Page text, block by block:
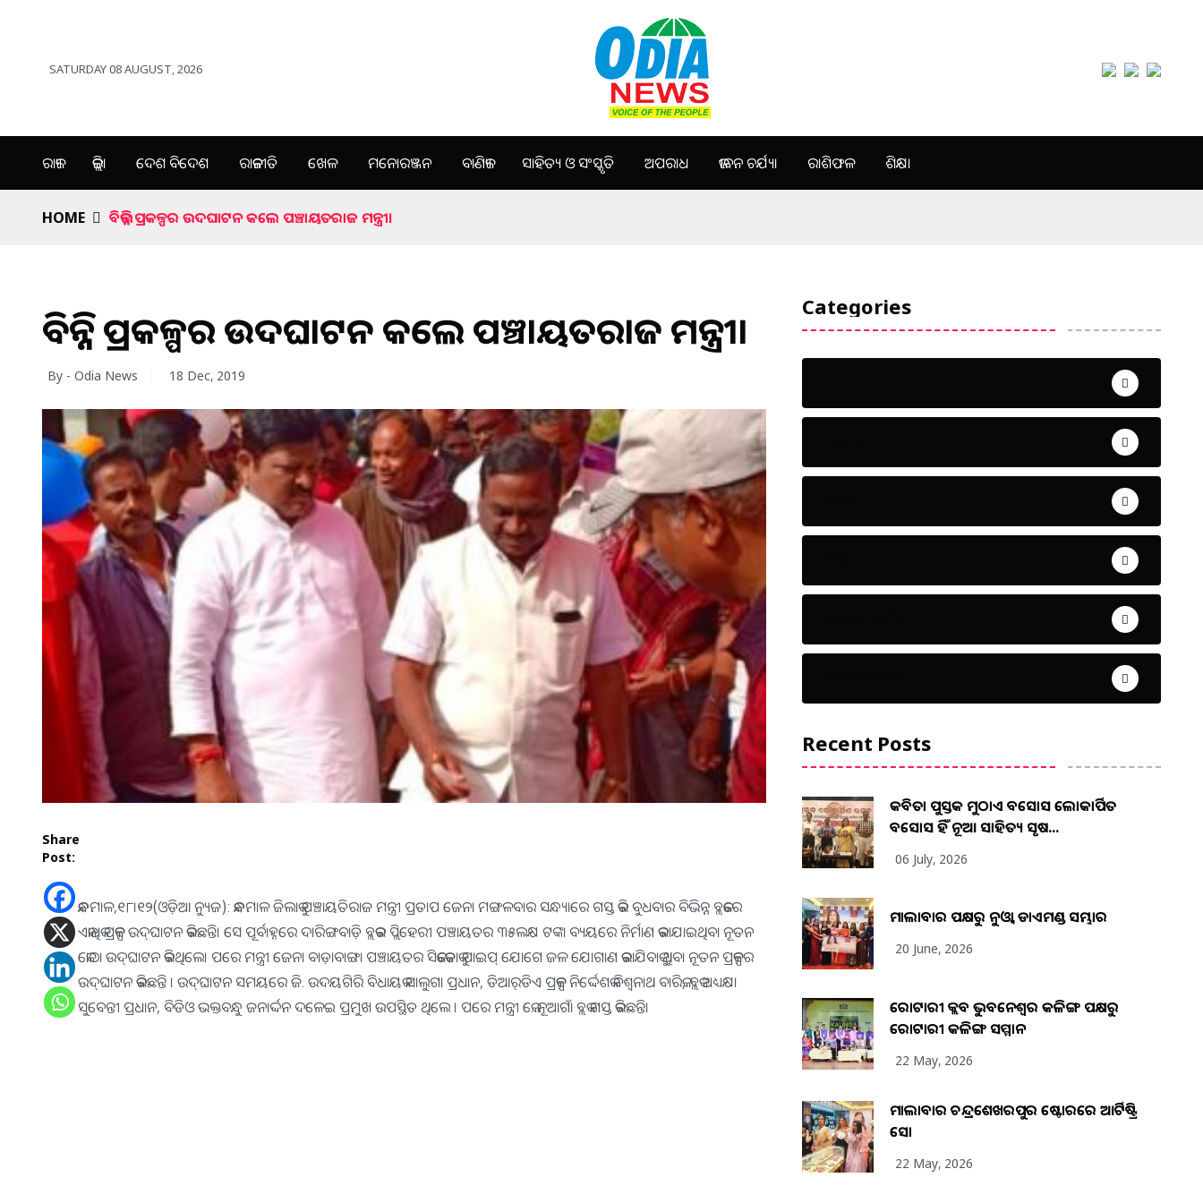
SATURDAY 08 AUGUST, 2026
ରାଜ୍ୟ ଜିଲ୍ଲା ଦେଶ ବିଦେଶ ରାଜନୀତି ଖେଳ ମନୋରଞ୍ଜନ ବାଣିଜ୍ୟ ସାହିତ୍ୟ ଓ ସଂସ୍କୃତି ଅପରାଧ ଜୀବନ ଚର୍ଯ୍ୟା ରାଶିଫଳ ଶିକ୍ଷା
HOME ବିଭିନ୍ନ ପ୍ରକଳ୍ପର ଉଦଘାଟନ କଲେ ପଞ୍ଚାୟତରାଜ ମନ୍ତ୍ରୀ।
ବିଭିନ୍ନ ପ୍ରକଳ୍ପର ଉଦଘାଟନ କଲେ ପଞ୍ଚାୟତରାଜ ମନ୍ତ୍ରୀ।
By - Odia News 18 Dec, 2019
Share
Post:
କନ୍ଧମାଳ,୧୮।୧୨(ଓଡ଼ିଆ ନ୍ୟୁଜ): କନ୍ଧମାଳ ଜିଲାକୁ ପଞ୍ଚାୟତିରାଜ ମନ୍ତ୍ରୀ ପ୍ରତାପ ଜେନା ମଙ୍ଗଳବାର ସନ୍ଧ୍ୟାରେ ଗସ୍ତ କରି ବୁଧବାର ବିଭିନ୍ନ ବ୍ଲକରେ
ଏକାଧିକ ପ୍ରକଳ୍ପ ଉଦ୍‌ଘାଟନ କରିଛନ୍ତି। ସେ ପୂର୍ବାହ୍ନରେ ଦାରିଙ୍ଗବାଡ଼ି ବ୍ଲକର ପ୍ଲିହେରୀ ପଞ୍ଚାୟତର ୩୫ଲକ୍ଷ ଟଙ୍କା ବ୍ୟୟରେ ନିର୍ମାଣ କରାଯାଇଥିବା ନୂତନ
କୋଠା ଉଦ୍‌ଘାଟନ କରିଥିଲେ। ପରେ ମନ୍ତ୍ରୀ ଜେନା ବାଡ଼ାବାଙ୍ଗା ପଞ୍ଚାୟତର ସିକକେତାକୁ ପାଇପ୍‌ ଯୋଗେ ଜଳ ଯୋଗାଣ କରାଯିବାକୁ ଥିବା ନୂତନ ପ୍ରକଳ୍ପର
ଉଦ୍‌ଘାଟନ କରିଛନ୍ତି । ଉଦ୍‌ଘାଟନ ସମୟରେ ଜି. ଉଦୟଗିରି ବିଧାୟକ ସାଲୁଗା ପ୍ରଧାନ, ଡିଆର୍‌ଡିଏ ପ୍ରକଳ୍ପ ନିର୍ଦ୍ଦେଶକ ବିଶ୍ବନାଥ ବାରିକ, ବ୍ଲକ ଅଧ୍ୟକ୍ଷା
ସୁବେନ୍ତୀ ପ୍ରଧାନ, ବିଡିଓ ଭକ୍ତବନ୍ଧୁ ଜନାର୍ଦ୍ଦନ ଦଳେଇ ପ୍ରମୁଖ ଉପସ୍ଥିତ ଥିଲେ । ପରେ ମନ୍ତ୍ରୀ କେ. ନୂଆଗାଁ ବ୍ଲକ ଗସ୍ତ କରିଛନ୍ତି।
Categories
Recent Posts
କବିତା ପୁସ୍ତକ ମୁଠାଏ ଅବସୋସ ଲୋକାର୍ପିତ
ଅବସୋସ ହିଁ ନୂଆ ସାହିତ୍ୟ ସୃଷ...
06 July, 2026
ମାଲାବାର ପକ୍ଷରୁ ନୁଓ୍ବା ଡାଏମଣ୍ଡ ସମ୍ଭାର
20 June, 2026
ରୋଟାରୀ କ୍ଲବ ଭୁବନେଶ୍ୱର କଳିଙ୍ଗ ପକ୍ଷରୁ
ରୋଟାରୀ କଳିଙ୍ଗ ସମ୍ମାନ
22 May, 2026
ମାଲାବାର ଚନ୍ଦ୍ରଶେଖରପୁର ଷ୍ଟୋରରେ ଆର୍ଟିଷ୍ଟ୍ରି
ସୋ
22 May, 2026